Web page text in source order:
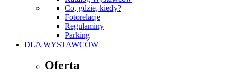
Co, gdzie, kiedy?
Fotorelacje
Regulaminy
Parking
DLA WYSTAWCÓW
Oferta